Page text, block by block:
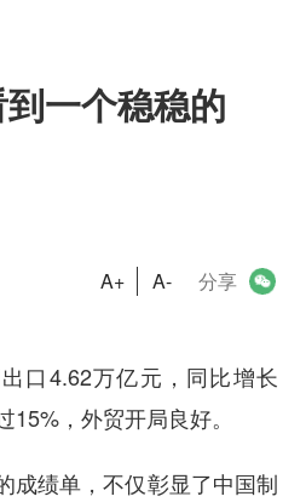
一个稳稳的
A+ A- 分享
口4.62万亿元，同比增长
，外贸开局良好。
成绩单，不仅彰显了中国制